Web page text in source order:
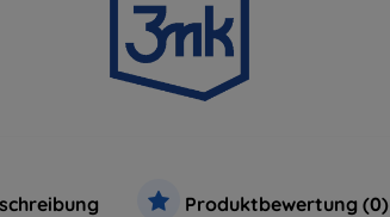
Produktbewertung (0)